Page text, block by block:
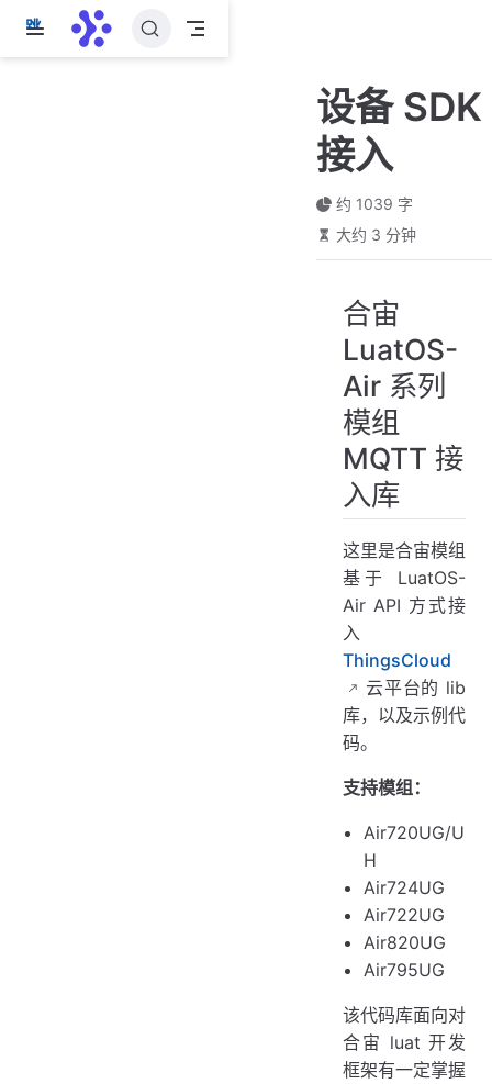
跳
设备 SDK
接入
约 1039 字
大约 3 分钟
合宙
LuatOS-
Air 系列
模组
MQTT 接
入库
这里是合宙模组
基于 LuatOS-
Air API 方式接
入
ThingsCloud
云平台的 lib
库，以及示例代
码。
支持模组：
Air720UG/U
H
Air724UG
Air722UG
Air820UG
Air795UG
该代码库面向对
合宙 luat 开发
框架有一定掌握